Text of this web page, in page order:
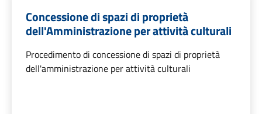
Concessione di spazi di proprietà
dell'Amministrazione per attività culturali
Procedimento di concessione di spazi di proprietà
dell'amministrazione per attività culturali